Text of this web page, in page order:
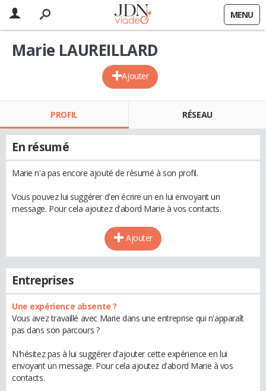
MENU
Ajouter
Marie LAUREILLARD
PROFIL RÉSEAU
En résumé
Marie n'a pas encore ajouté de résumé à son profil.
Vous pouvez lui suggérer d'en écrire un en lui envoyant un
message. Pour cela ajoutez d'abord Marie à vos contacts.
Ajouter
Entreprises
Une expérience absente ?
Vous avez travaillé avec Marie dans une entreprise qui n'apparaît
pas dans son parcours ?
N'hésitez pas à lui suggérer d'ajouter cette expérience en lui
envoyant un message. Pour cela ajoutez d'abord Marie à vos
contacts.